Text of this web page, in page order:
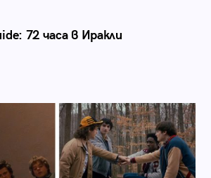
72 часа в Иракли